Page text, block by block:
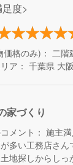
度>
格のみ)： 二階
ア： 千葉県 大
家づくり
メント： 施主
多い工務店さ
地探しからしっ